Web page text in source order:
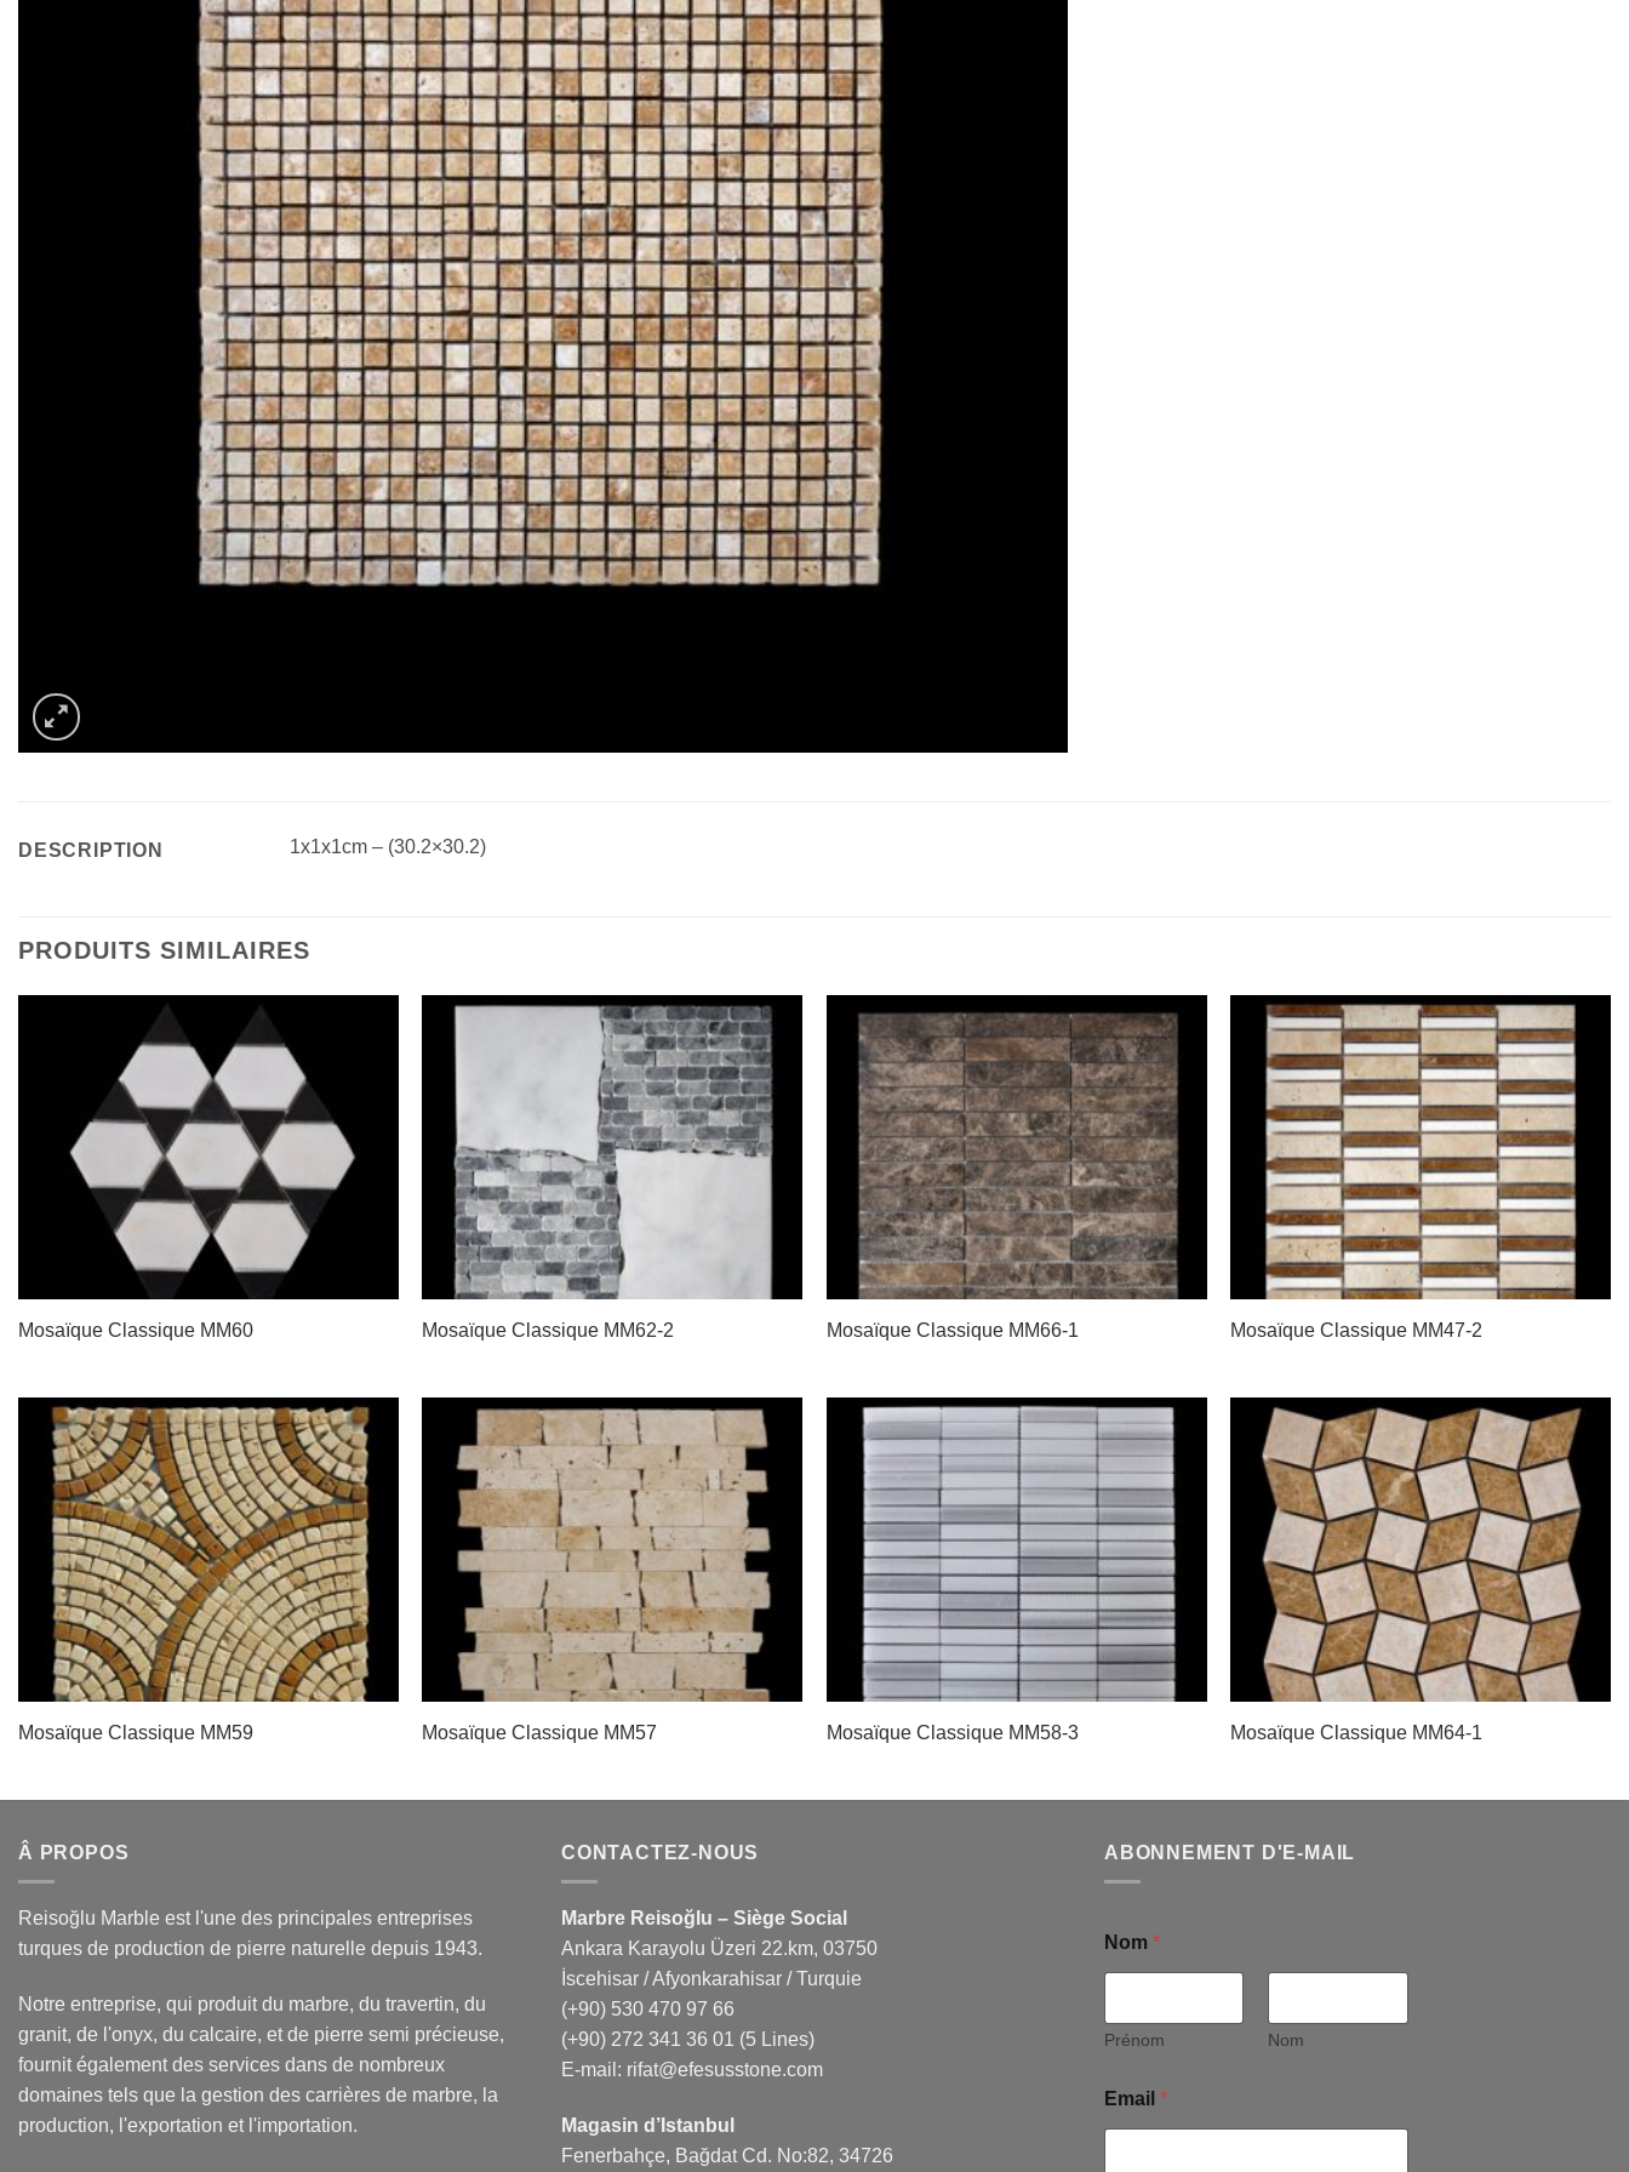
DESCRIPTION 1x1x1cm – (30.2×30.2)
PRODUITS SIMILAIRES
Mosaïque Classique MM60 Mosaïque Classique MM62-2 Mosaïque Classique MM66-1 Mosaïque Classique MM47-2
Mosaïque Classique MM59 Mosaïque Classique MM57 Mosaïque Classique MM58-3 Mosaïque Classique MM64-1
Â PROPOS
Reisoğlu Marble est l'une des principales entreprises
turques de production de pierre naturelle depuis 1943.
Notre entreprise, qui produit du marbre, du travertin, du
granit, de l'onyx, du calcaire, et de pierre semi précieuse,
fournit également des services dans de nombreux
domaines tels que la gestion des carrières de marbre, la
production, l'exportation et l'importation.
CONTACTEZ-NOUS
Marbre Reisoğlu – Siège Social
Ankara Karayolu Üzeri 22.km, 03750
İscehisar / Afyonkarahisar / Turquie
(+90) 530 470 97 66
(+90) 272 341 36 01 (5 Lines)
E-mail: rifat@efesusstone.com
Magasin d’Istanbul
Fenerbahçe, Bağdat Cd. No:82, 34726
ABONNEMENT D'E-MAIL
Nom *
Prénom Nom
Email *